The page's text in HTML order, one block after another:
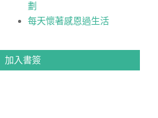
劃
每天懷著感恩過生活
加入書簽